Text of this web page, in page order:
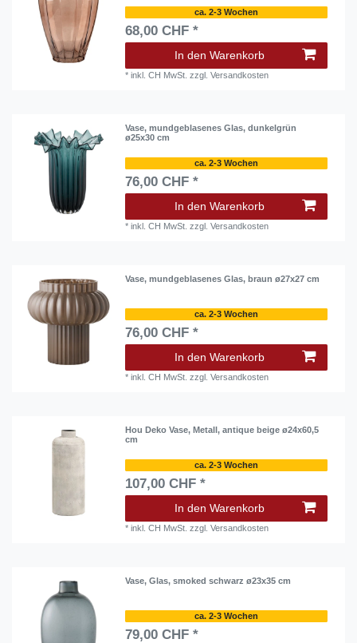
ca. 2-3 Wochen
68,00 CHF *
In den Warenkorb
*inkl. CH MwSt. zzgl.Versandkosten
Vase, mundgeblasenes Glas, dunkelgrün
ø25x30 cm
ca. 2-3 Wochen
76,00 CHF *
In den Warenkorb
*inkl. CH MwSt. zzgl.Versandkosten
Vase, mundgeblasenes Glas, braun ø27x27 cm
ca. 2-3 Wochen
76,00 CHF *
In den Warenkorb
*inkl. CH MwSt. zzgl.Versandkosten
Hou Deko Vase, Metall, antique beige ø24x60,5
cm
ca. 2-3 Wochen
107,00 CHF *
In den Warenkorb
*inkl. CH MwSt. zzgl.Versandkosten
Vase, Glas, smoked schwarz ø23x35 cm
ca. 2-3 Wochen
79,00 CHF *